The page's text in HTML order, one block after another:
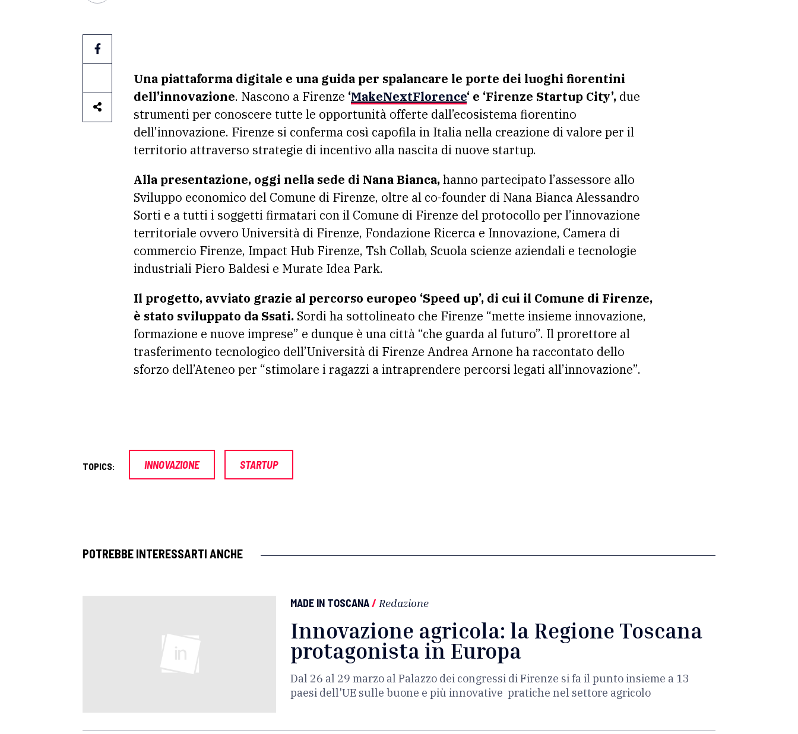
Una piattaforma digitale e una guida per spalancare le porte dei luoghi fiorentini
dell’innovazione. Nascono a Firenze ‘MakeNextFlorence‘ e ‘Firenze Startup City’, due
strumenti per conoscere tutte le opportunità offerte dall’ecosistema fiorentino
dell’innovazione. Firenze si conferma così capofila in Italia nella creazione di valore per il
territorio attraverso strategie di incentivo alla nascita di nuove startup.
Alla presentazione, oggi nella sede di Nana Bianca,hanno partecipato l’assessore allo
Sviluppo economico del Comune di Firenze, oltre al co-founder di Nana Bianca Alessandro
Sorti e a tutti i soggetti firmatari con il Comune di Firenze del protocollo per l’innovazione
territoriale ovvero Università di Firenze, Fondazione Ricerca e Innovazione, Camera di
commercio Firenze, Impact Hub Firenze, Tsh Collab, Scuola scienze aziendali e tecnologie
industriali Piero Baldesi e Murate Idea Park.
Il progetto, avviato grazie al percorso europeo ‘Speed up’, di cui il Comune di Firenze,
è stato sviluppato da Ssati. Sordi ha sottolineato che Firenze “mette insieme innovazione,
formazione e nuove imprese” e dunque è una città “che guarda al futuro”. Il prorettore al
trasferimento tecnologico dell’Università di Firenze Andrea Arnone ha raccontato dello
sforzo dell’Ateneo per “stimolare i ragazzi a intraprendere percorsi legati all’innovazione”.
TOPICS: INNOVAZIONE STARTUP
POTREBBE INTERESSARTI ANCHE
MADE IN TOSCANA/ Redazione
Innovazione agricola: la Regione Toscana
protagonista in Europa
Dal 26 al 29 marzo al Palazzo dei congressi di Firenze si fa il punto insieme a 13
paesi dell'UE sulle buone e più innovative pratiche nel settore agricolo